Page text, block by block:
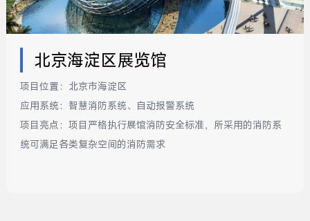
北京海淀区展览馆
项目位置： 北京市海淀区
应用系统： 智慧消防系统、自动报警系统
项目亮点： 项目严格执行展馆消防安全标准，所采用的消防系
统可满足各类复杂空间的消防需求